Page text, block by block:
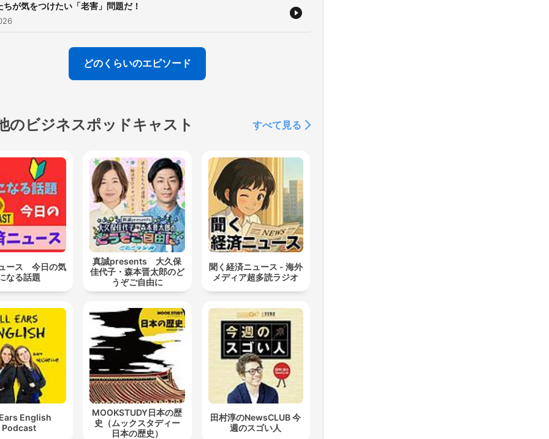
ちが気をつけたい「老害」問題だ！
どのくらいのエピソード
のビジネスポッドキャスト すべて見る
ース 今日の気
なる話題
真誠presents 大久保
佳代子・森本晋太郎のど
うぞご自由に
聞く経済ニュース - 海外
メディア超多読ラジオ
English
Podcast
MOOKSTUDY日本の歴
史（ムックスタディー
日本の歴史）
田村淳のNewsCLUB 今
週のスゴい人